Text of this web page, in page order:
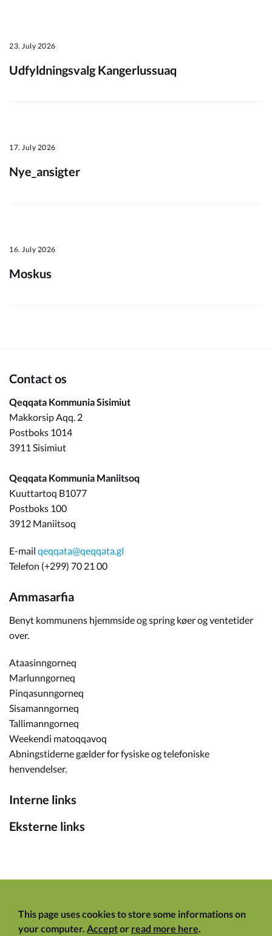
23. July 2026
Udfyldningsvalg Kangerlussuaq
17. July 2026
Nye_ansigter
16. July 2026
Moskus
Contact os
Qeqqata Kommunia Sisimiut
Makkorsip Aqq. 2
Postboks 1014
3911 Sisimiut
Qeqqata Kommunia Maniitsoq
Kuuttartoq B1077
Postboks 100
3912 Maniitsoq
E-mail qeqqata@qeqqata.gl
Telefon (+299) 70 21 00
Ammasarfia
Benyt kommunens hjemmside og spring køer og ventetider
over.
Ataasinngorneq
Marlunngorneq
Pinqasunngorneq
Sisamanngorneq
Tallimanngorneq
Weekendi matoqqavoq
Abningstiderne gælder for fysiske og telefoniske
henvendelser.
Interne links
Eksterne links
This page uses cookies to store some informations on
your computer. Acceptor read more here.